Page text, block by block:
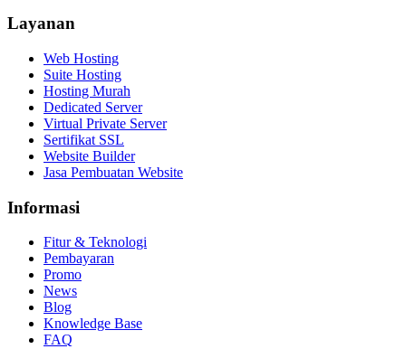
Layanan
Web Hosting
Suite Hosting
Hosting Murah
Dedicated Server
Virtual Private Server
Sertifikat SSL
Website Builder
Jasa Pembuatan Website
Informasi
Fitur & Teknologi
Pembayaran
Promo
News
Blog
Knowledge Base
FAQ